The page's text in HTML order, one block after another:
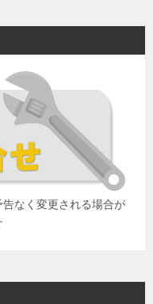
なく変更される場合が